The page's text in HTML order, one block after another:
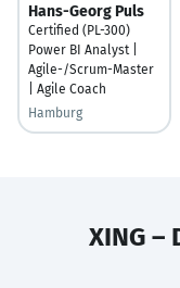
Hans-Georg Puls
Certified (PL-300)
Power BI Analyst |
Agile-/Scrum-Master
| Agile Coach
Hamburg
XING –